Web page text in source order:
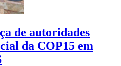
de autoridades
da COP15 em